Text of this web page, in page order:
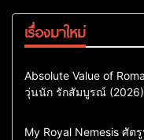
เรื่องมาใหม่
Comedy
Drama
ซีรี่ย์เกาหลี
ซีรี่ย์เกาหลีพากย์ไทย
Absolute Value of
วุ่นนัก รักสัมบูรณ์
Comedy
Drama
My Royal Nemesis ศัต